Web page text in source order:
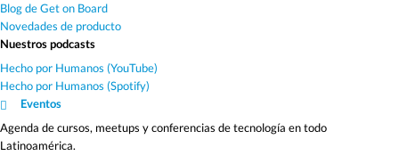
Blog de Get on Board
Novedades de producto
Nuestros podcasts
Hecho por Humanos (YouTube)
Hecho por Humanos (Spotify)
Eventos
Agenda de cursos, meetups y conferencias de tecnología en todo
Latinoamérica.